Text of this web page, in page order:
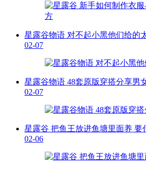
星露谷物语 对不起小黑他们给的
02-07
星露谷物语 48套原版穿搭分享男
02-07
星露谷 把鱼王放进鱼塘里面养 要
02-06